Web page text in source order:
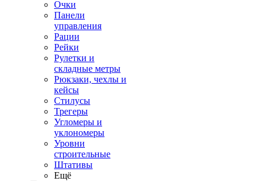
Очки
Панели
управления
Рации
Рейки
Рулетки и
складные метры
Рюкзаки, чехлы и
кейсы
Стилусы
Трегеры
Угломеры и
уклономеры
Уровни
строительные
Штативы
Ещё